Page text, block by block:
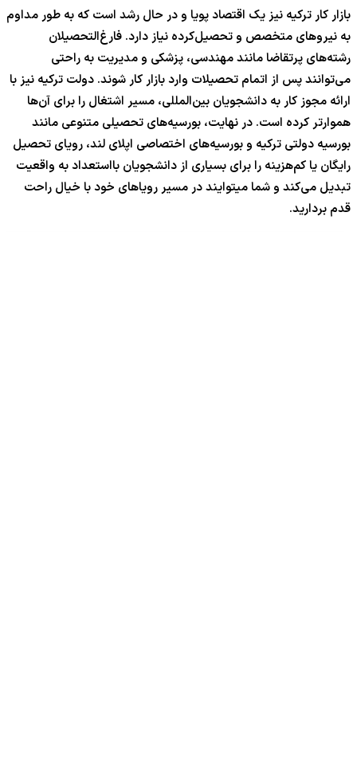
بازار کار ترکیه نیز یک اقتصاد پویا و در حال رشد است که به طور مداوم
به نیروهای متخصص و تحصیل‌کرده نیاز دارد. فارغ‌التحصیلان
رشته‌های پرتقاضا مانند مهندسی، پزشکی و مدیریت به راحتی
می‌توانند پس از اتمام تحصیلات وارد بازار کار شوند. دولت ترکیه نیز با
ارائه مجوز کار به دانشجویان بین‌المللی، مسیر اشتغال را برای آن‌ها
هموارتر کرده است. در نهایت، بورسیه‌های تحصیلی متنوعی مانند
بورسیه دولتی ترکیه و بورسیه‌های اختصاصی اپلای لند، رویای تحصیل
رایگان یا کم‌هزینه را برای بسیاری از دانشجویان بااستعداد به واقعیت
تبدیل می‌کند و شما میتوایند در مسیر رویاهای خود با خیال راحت
قدم بردارید.